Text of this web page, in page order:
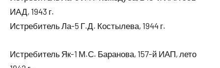
ИАД, 1943 г.
Истребитель Ла-5 Г.Д. Костылева, 1944 г.
Истребитель Як-1 М.С. Баранова, 157-й ИАП, лето